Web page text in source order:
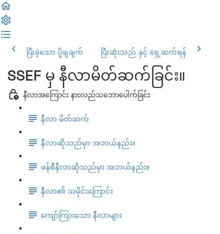
ပြီးခဲ့သော ပို့ချချက် ပြီးဆုံးသည် နှင့် ရှေ့ဆက်ရန်
SSEF မှ နီလာမိတ်ဆက်ခြင်း။
နီလာအကြောင်း နားလည်သဘောပေါက်ခြင်း
နီလာ မိတ်ဆက်
နီလာဆိုသည်မှာ အဘယ်နည်း။
ဖန်စီနီလာဆိုသည်မှာ အဘယ်နည်း။
နီလာ၏ သမိုင်းကြောင်း
ကျော်ကြားသော နီလာများ